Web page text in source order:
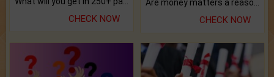
CHECK NOW CHECK NOW